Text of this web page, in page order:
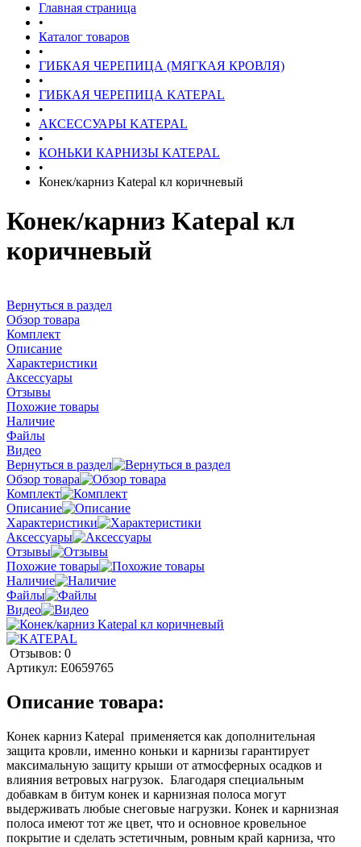
Главная страница
•
Каталог товаров
•
ГИБКАЯ ЧЕРЕПИЦА (МЯГКАЯ КРОВЛЯ)
•
ГИБКАЯ ЧЕРЕПИЦА KATEPAL
•
АКСЕССУАРЫ KATEPAL
•
КОНЬКИ КАРНИЗЫ KATEPAL
•
Конек/карниз Katepal кл коричневый
Конек/карниз Katepal кл
коричневый
Вернуться в раздел
Обзор товара
Комплект
Описание
Характеристики
Аксессуары
Отзывы
Похожие товары
Наличие
Файлы
Видео
Вернуться в раздел
Обзор товара
Комплект
Описание
Характеристики
Аксессуары
Отзывы
Похожие товары
Наличие
Файлы
Видео
Отзывов: 0
Артикул: E0659765
Описание товара:
Конек карниз Katepal применяется как дополнительная
защита кровли, именно коньки и карнизы гарантирует
максимальную защиту крыши от атмосферных осадков и
влияния ветровых нагрузок. Благодаря специальным
добавкам в битум конек и карнизная полоса могут
выдерживать любые снеговые нагрузки. Конек и карнизная
полоса имеют тот же цвет, что и основное кровельное
покрытие и сделать эстетичным, ровным край карниза, что